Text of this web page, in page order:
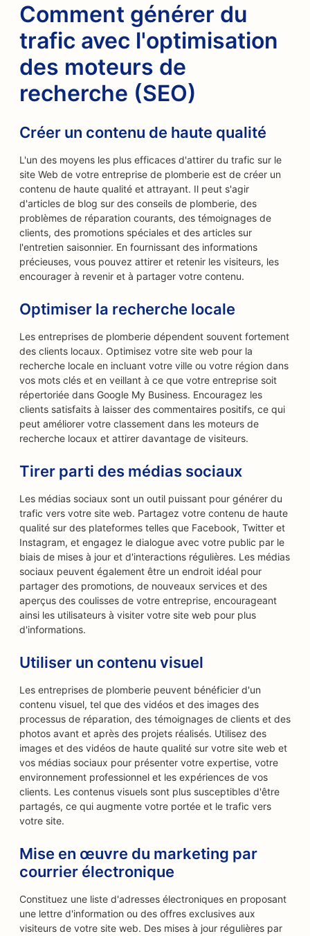
Comment générer du
trafic avec l'optimisation
des moteurs de
recherche (SEO)
Créer un contenu de haute qualité
L'un des moyens les plus efficaces d'attirer du trafic sur le
site Web de votre entreprise de plomberie est de créer un
contenu de haute qualité et attrayant. Il peut s'agir
d'articles de blog sur des conseils de plomberie, des
problèmes de réparation courants, des témoignages de
clients, des promotions spéciales et des articles sur
l'entretien saisonnier. En fournissant des informations
précieuses, vous pouvez attirer et retenir les visiteurs, les
encourager à revenir et à partager votre contenu.
Optimiser la recherche locale
Les entreprises de plomberie dépendent souvent fortement
des clients locaux. Optimisez votre site web pour la
recherche locale en incluant votre ville ou votre région dans
vos mots clés et en veillant à ce que votre entreprise soit
répertoriée dans Google My Business. Encouragez les
clients satisfaits à laisser des commentaires positifs, ce qui
peut améliorer votre classement dans les moteurs de
recherche locaux et attirer davantage de visiteurs.
Tirer parti des médias sociaux
Les médias sociaux sont un outil puissant pour générer du
trafic vers votre site web. Partagez votre contenu de haute
qualité sur des plateformes telles que Facebook, Twitter et
Instagram, et engagez le dialogue avec votre public par le
biais de mises à jour et d'interactions régulières. Les médias
sociaux peuvent également être un endroit idéal pour
partager des promotions, de nouveaux services et des
aperçus des coulisses de votre entreprise, encourageant
ainsi les utilisateurs à visiter votre site web pour plus
d'informations.
Utiliser un contenu visuel
Les entreprises de plomberie peuvent bénéficier d'un
contenu visuel, tel que des vidéos et des images des
processus de réparation, des témoignages de clients et des
photos avant et après des projets réalisés. Utilisez des
images et des vidéos de haute qualité sur votre site web et
vos médias sociaux pour présenter votre expertise, votre
environnement professionnel et les expériences de vos
clients. Les contenus visuels sont plus susceptibles d'être
partagés, ce qui augmente votre portée et le trafic vers
votre site.
Mise en œuvre du marketing par
courrier électronique
Constituez une liste d'adresses électroniques en proposant
une lettre d'information ou des offres exclusives aux
visiteurs de votre site web. Des mises à jour régulières par